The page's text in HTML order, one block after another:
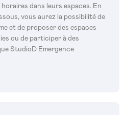
dans leurs espaces. En
vous aurez la possibilité de
et de proposer des espaces
ou de participer à des
StudioD Emergence